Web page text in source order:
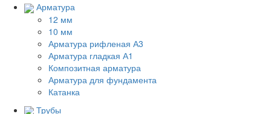
Арматура
12 мм
10 мм
Арматура рифленая А3
Арматура гладкая А1
Композитная арматура
Арматура для фундамента
Катанка
Трубы